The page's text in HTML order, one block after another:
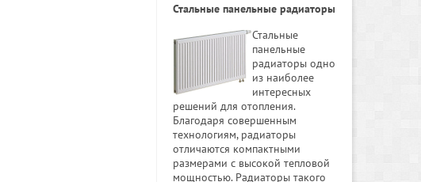
Стальные панельные радиаторы
Стальные
панельные
радиаторы одно
из наиболее
интересных
решений для отопления.
Благодаря совершенным
технологиям, радиаторы
отличаются компактными
размерами с высокой тепловой
мощностью. Радиаторы такого